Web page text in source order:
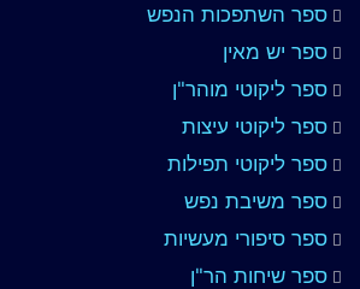
ספר השתפכות הנפש
ספר יש מאין
ספר ליקוטי מוהר"ן
ספר ליקוטי עיצות
ספר ליקוטי תפילות
ספר משיבת נפש
ספר סיפורי מעשיות
ספר שיחות הר"ן